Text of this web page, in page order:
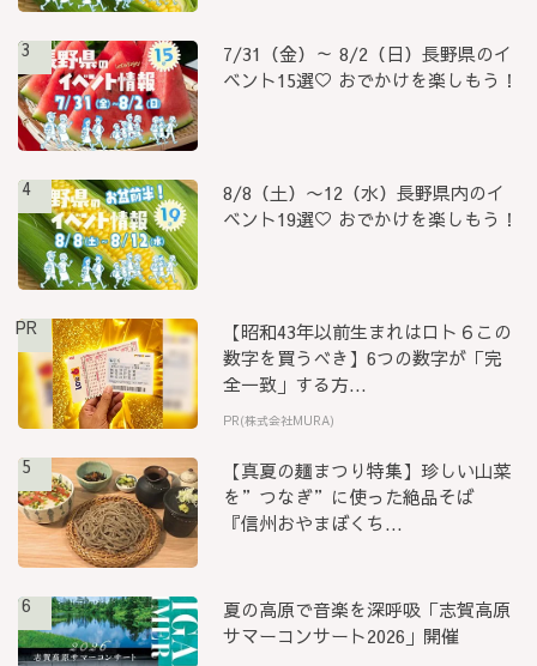
3
7/31（金）～ 8/2（日）長野県のイ
ベント15選♡ おでかけを楽しもう！
4
8/8（土）〜12（水）長野県内のイ
ベント19選♡ おでかけを楽しもう！
PR
【昭和43年以前生まれはロト６この
数字を買うべき】6つの数字が「完
全一致」する方...
PR(株式会社MURA)
5
【真夏の麺まつり特集】珍しい山菜
を”つなぎ”に使った絶品そば
『信州おやまぼくち...
6
夏の高原で音楽を深呼吸「志賀高原
サマーコンサート2026」開催